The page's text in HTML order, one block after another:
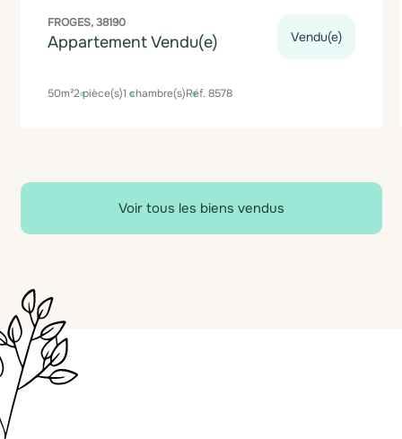
FROGES, 38190
Appartement Vendu(e) Vendu(e)
50m²2 pièce(s)1 chambre(s)Réf. 8578
Voir tous les biens vendus